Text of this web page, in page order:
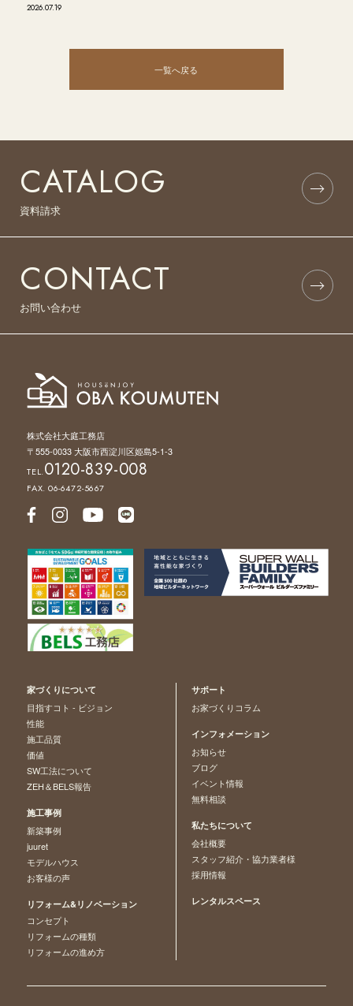
2026.07.19
一覧へ戻る
CATALOG
資料請求
CONTACT
お問い合わせ
株式会社大庭工務店
〒555-0033 大阪市西淀川区姫島5-1-3
TEL.0120-839-008
FAX. 06-6472-5667
家づくりについて
目指すコト - ビジョン
性能
施工品質
価値
SW工法について
ZEH＆BELS報告
施工事例
新築事例
juuret
モデルハウス
お客様の声
リフォーム&リノベーション
コンセプト
リフォームの種類
リフォームの進め方
サポート
お家づくりコラム
インフォメーション
お知らせ
ブログ
イベント情報
無料相談
私たちについて
会社概要
スタッフ紹介・協力業者様
採用情報
レンタルスペース